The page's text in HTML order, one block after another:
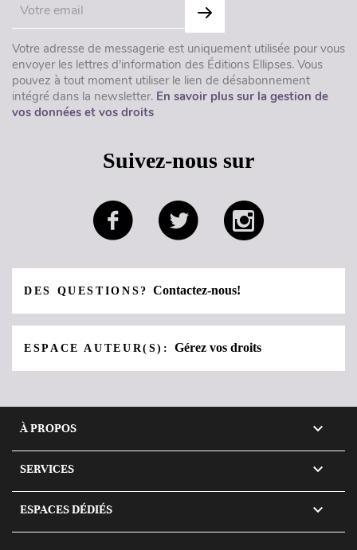
Votre adresse de messagerie est uniquement utilisée pour vous
envoyer les lettres d'information des Éditions Ellipses. Vous
pouvez à tout moment utiliser le lien de désabonnement
intégré dans la newsletter. En savoir plus sur la gestion de
vos données et vos droits
Suivez-nous sur
DES QUESTIONS?Contactez-nous!
ESPACE AUTEUR(S):Gérez vos droits
À PROPOS 
SERVICES 
ESPACES DÉDIÉS 